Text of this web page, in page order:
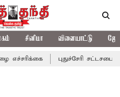
சினிமா விளையாட்டு
புதுச்சேரி சட்டசபையில் வரும்